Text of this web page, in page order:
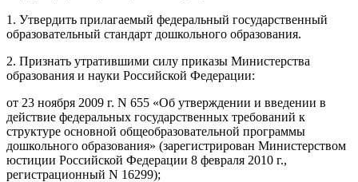
1. Утвердить прилагаемый федеральный государственный
образовательный стандарт дошкольного образования.
2. Признать утратившими силу приказы Министерства
образования и науки Российской Федерации:
от 23 ноября 2009 г. N 655 «Об утверждении и введении в
действие федеральных государственных требований к
структуре основной общеобразовательной программы
дошкольного образования» (зарегистрирован Министерством
юстиции Российской Федерации 8 февраля 2010 г.,
регистрационный N 16299);